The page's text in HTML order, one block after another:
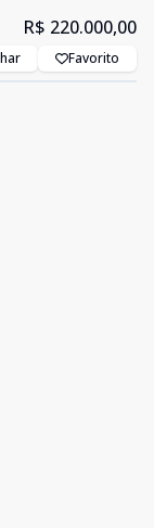
R$ 220.000,00
Favorito